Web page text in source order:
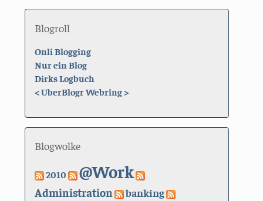
Blogroll
Onli Blogging
Nur ein Blog
Dirks Logbuch
<UberBlogr Webring>
Blogwolke
2010 @Work
Administration banking